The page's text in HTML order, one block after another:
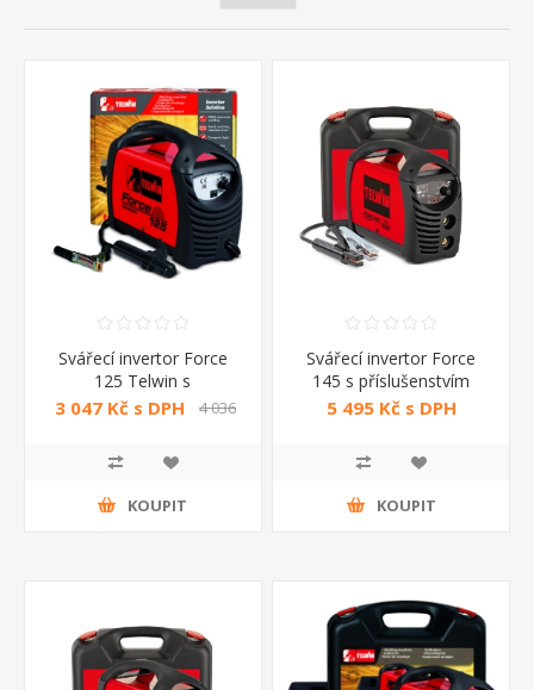
Svářecí invertor Force
125 Telwin s
příslušenstvím
3 047 Kč s DPH
4 036
KOUPIT
Svářecí invertor Force
145 s příslušenstvím
Telwin
5 495 Kč s DPH
KOUPIT